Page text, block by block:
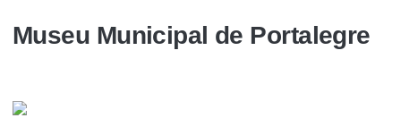
Museu Municipal de Portalegre